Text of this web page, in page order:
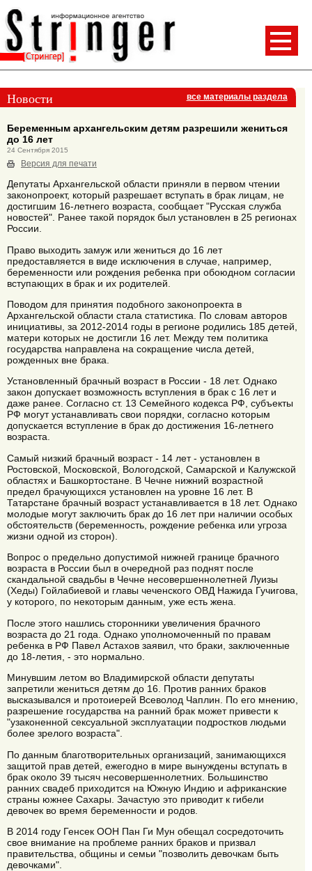
Новости все материалы раздела
Беременным архангельским детям разрешили жениться
до 16 лет
24 Сентября 2015
Версия для печати
Депутаты Архангельской области приняли в первом чтении
законопроект, который разрешает вступать в брак лицам, не
достигшим 16-летнего возраста, сообщает "Русская служба
новостей". Ранее такой порядок был установлен в 25 регионах
России.
Право выходить замуж или жениться до 16 лет
предоставляется в виде исключения в случае, например,
беременности или рождения ребенка при обоюдном согласии
вступающих в брак и их родителей.
Поводом для принятия подобного законопроекта в
Архангельской области стала статистика. По словам авторов
инициативы, за 2012-2014 годы в регионе родились 185 детей,
матери которых не достигли 16 лет. Между тем политика
государства направлена на сокращение числа детей,
рожденных вне брака.
Установленный брачный возраст в России - 18 лет. Однако
закон допускает возможность вступления в брак с 16 лет и
даже ранее. Согласно ст. 13 Семейного кодекса РФ, субъекты
РФ могут устанавливать свои порядки, согласно которым
допускается вступление в брак до достижения 16-летнего
возраста.
Самый низкий брачный возраст - 14 лет - установлен в
Ростовской, Московской, Вологодской, Самарской и Калужской
областях и Башкортостане. В Чечне нижний возрастной
предел брачующихся установлен на уровне 16 лет. В
Татарстане брачный возраст устанавливается в 18 лет. Однако
молодые могут заключить брак до 16 лет при наличии особых
обстоятельств (беременность, рождение ребенка или угроза
жизни одной из сторон).
Вопрос о предельно допустимой нижней границе брачного
возраста в России был в очередной раз поднят после
скандальной свадьбы в Чечне несовершеннолетней Луизы
(Хеды) Гойлабиевой и главы чеченского ОВД Нажида Гучигова,
у которого, по некоторым данным, уже есть жена.
После этого нашлись сторонники увеличения брачного
возраста до 21 года. Однако уполномоченный по правам
ребенка в РФ Павел Астахов заявил, что браки, заключенные
до 18-летия, - это нормально.
Минувшим летом во Владимирской области депутаты
запретили жениться детям до 16. Против ранних браков
высказывался и протоиерей Всеволод Чаплин. По его мнению,
разрешение государства на ранний брак может привести к
"узаконенной сексуальной эксплуатации подростков людьми
более зрелого возраста".
По данным благотворительных организаций, занимающихся
защитой прав детей, ежегодно в мире вынуждены вступать в
брак около 39 тысяч несовершеннолетних. Большинство
ранних свадеб приходится на Южную Индию и африканские
страны южнее Сахары. Зачастую это приводит к гибели
девочек во время беременности и родов.
В 2014 году Генсек ООН Пан Ги Мун обещал сосредоточить
свое внимание на проблеме ранних браков и призвал
правительства, общины и семьи "позволить девочкам быть
девочками".